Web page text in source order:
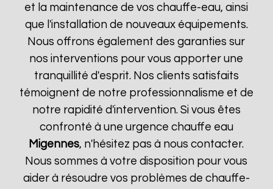
et la maintenance de vos chauffe-eau, ainsi
que l'installation de nouveaux équipements.
Nous offrons également des garanties sur
nos interventions pour vous apporter une
tranquillité d'esprit. Nos clients satisfaits
témoignent de notre professionnalisme et de
notre rapidité d'intervention. Si vous êtes
confronté à une urgence chauffe eau
Migennes, n'hésitez pas à nous contacter.
Nous sommes à votre disposition pour vous
aider à résoudre vos problèmes de chauffe-